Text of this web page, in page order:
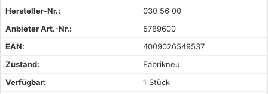
Hersteller-Nr.:
030 56 00
Anbieter Art.-Nr.:
5789600
EAN:
4009026549537
Zustand:
Fabrikneu
Verfügbar:
1 Stück